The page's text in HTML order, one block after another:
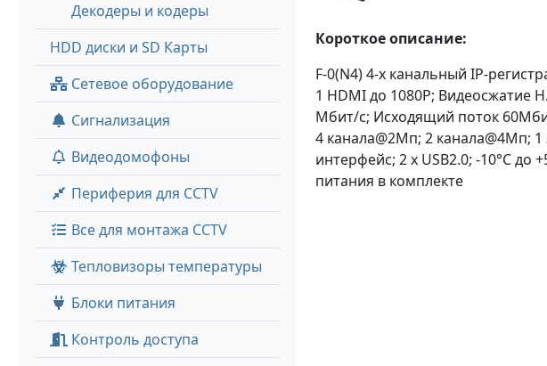
Декодеры и кодеры
HDD диски и SD Карты
Сетевое оборудование
Сигнализация
Видеодомофоны
Периферия для CCTV
Все для монтажа CCTV
Тепловизоры температуры
Блоки питания
Контроль доступа
Короткое описание:
F-0(N4) 4-х канальный IP-
1 HDMI до 1080Р; Видеосжатие
Мбит/с; Исходящий поток
4 канала@2Мп; 2 канала@4Мп;
интерфейс; 2 х USB2.0; -10°C до
питания в комплекте